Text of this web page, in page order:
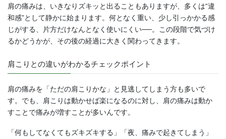
肩の痛みは、いきなりズキッと出ることもありますが、多くは“違
和感”として静かに始まります。何となく重い、少し引っかかる感
じがする、片方だけなんとなく使いにくい──。この段階で気づけ
るかどうかが、その後の経過に大きく関わってきます。
肩こりとの違いがわかるチェックポイント
肩の痛みを「ただの肩こりかな」と見逃してしまう方も多いで
す。でも、肩こりは動かせば楽になるのに対し、肩の痛みは動か
すことで痛みが増すことが多いんです。
「何もしてなくてもズキズキする」「夜、痛みで起きてしまう」